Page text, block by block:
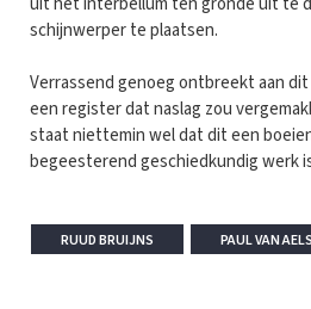
schijnwerper te plaatsen.
Verrassend genoeg ontbreekt aan
een register dat naslag zou
staat niettemin wel dat dit een
begeesterend geschiedkundig werk
RUUD BRUIJNS PAUL VAN